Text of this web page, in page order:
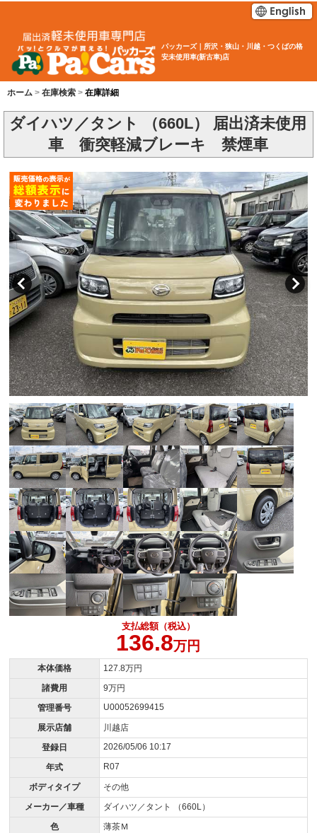
パッカーズ｜所沢・狭山・川越・つくばの格
安未使用車(新古車)店
ホーム 在庫検索 在庫詳細
ダイハツ／タント （660L） 届出済未使用
車 衝突軽減ブレーキ 禁煙車
支払総額（税込）
136.8万円
本体価格
127.8万円
諸費用
9万円
管理番号
U00052699415
展示店舗
川越店
登録日
2026/05/06 10:17
年式 R07
ボディタイプ
その他
メーカー／車種
ダイハツ／タント （660L）
色
薄茶Ｍ